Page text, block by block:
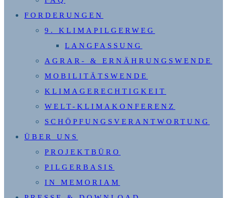
FORDERUNGEN
9. KLIMAPILGERWEG
LANGFASSUNG
AGRAR- & ERNÄHRUNGSWENDE
MOBILITÄTSWENDE
KLIMAGERECHTIGKEIT
WELT-KLIMAKONFERENZ
SCHÖPFUNGSVERANTWORTUNG
ÜBER UNS
PROJEKTBÜRO
PILGERBASIS
IN MEMORIAM